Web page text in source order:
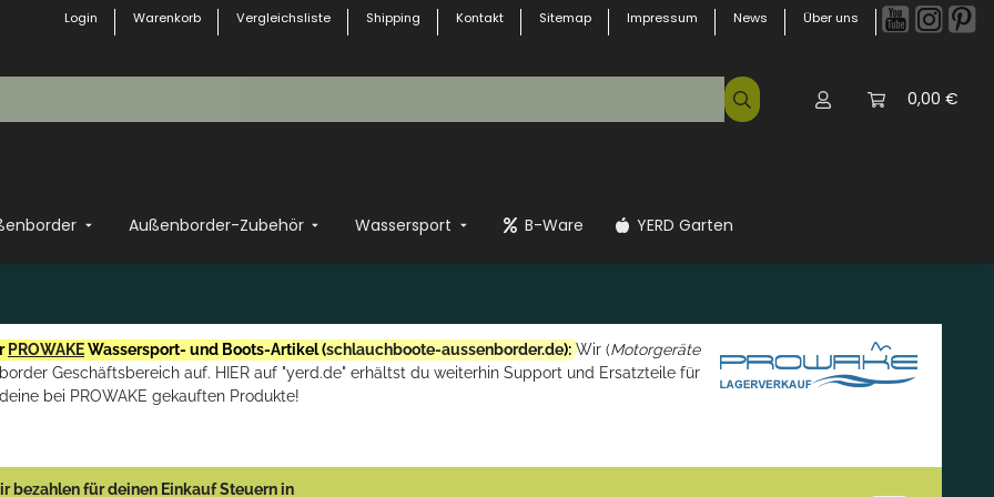
Login Warenkorb Vergleichsliste Shipping Kontakt Sitemap Impressum News Über uns
0,00 €
Außenborder-Zubehör Wassersport B-Ware YERD Garten
PROWAKEWassersport- und Boots-Artikel (schlauchboote-aussenborder.de): Wir (Motorgeräte
Geschäftsbereich auf. HIER auf "yerd.de" erhältst du weiterhin Support und Ersatzteile für
deine bei PROWAKE gekauften Produkte!
bezahlen für deinen Einkauf Steuern in